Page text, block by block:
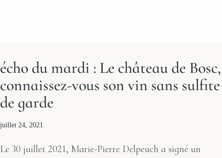
écho du mardi : Le château de Bosc,
connaissez-vous son vin sans sulfite
de garde
juillet 24, 2021
Le 30 juillet 2021, Marie-Pierre Delpeuch a signé un